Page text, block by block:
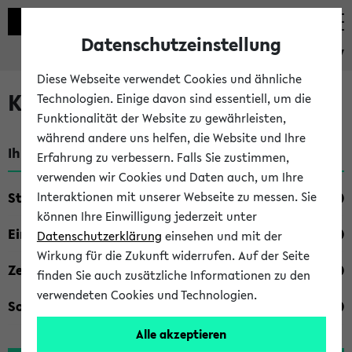
eKVV
Kombisuche im eKVV
Ihre Suchkriterien:
Studienfach
Einrichtung
Zeiten
Sonstiges
Datenschutzeinstellung
Diese Webseite verwendet Cookies und ähnliche
Technologien. Einige davon sind essentiell, um die
Funktionalität der Website zu gewährleisten,
während andere uns helfen, die Website und Ihre
Erfahrung zu verbessern. Falls Sie zustimmen,
verwenden wir Cookies und Daten auch, um Ihre
Interaktionen mit unserer Webseite zu messen. Sie
können Ihre Einwilligung jederzeit unter
Datenschutzerklärung einsehen und mit der
Wirkung für die Zukunft widerrufen. Auf der Seite
finden Sie auch zusätzliche Informationen zu den
verwendeten Cookies und Technologien.
Alle akzeptieren